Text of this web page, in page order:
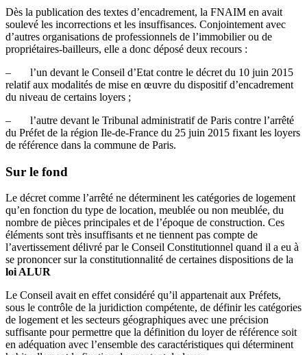
Dès la publication des textes d’encadrement, la FNAIM en avait
soulevé les incorrections et les insuffisances. Conjointement avec
d’autres organisations de professionnels de l’immobilier ou de
propriétaires-bailleurs, elle a donc déposé deux recours :
– l’un devant le Conseil d’Etat contre le décret du 10 juin 2015
relatif aux modalités de mise en œuvre du dispositif d’encadrement
du niveau de certains loyers ;
– l’autre devant le Tribunal administratif de Paris contre l’arrêté
du Préfet de la région Ile-de-France du 25 juin 2015 fixant les loyers
de référence dans la commune de Paris.
Sur le fond
Le décret comme l’arrêté ne déterminent les catégories de logement
qu’en fonction du type de location, meublée ou non meublée, du
nombre de pièces principales et de l’époque de construction. Ces
éléments sont très insuffisants et ne tiennent pas compte de
l’avertissement délivré par le Conseil Constitutionnel quand il a eu à
se prononcer sur la constitutionnalité de certaines dispositions de la
loi ALUR
Le Conseil avait en effet considéré qu’il appartenait aux Préfets,
sous le contrôle de la juridiction compétente, de définir les catégories
de logement et les secteurs géographiques avec une précision
suffisante pour permettre que la définition du loyer de référence soit
en adéquation avec l’ensemble des caractéristiques qui déterminent